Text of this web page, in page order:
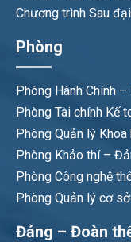
Chương trình Sau
Phòng
Phòng Hành Chính
Phòng Tài chính Kế
Phòng Quản lý
Phòng Khảo thí –
Phòng Công nghệ
Phòng Quản lý cơ
Đảng – Đoàn